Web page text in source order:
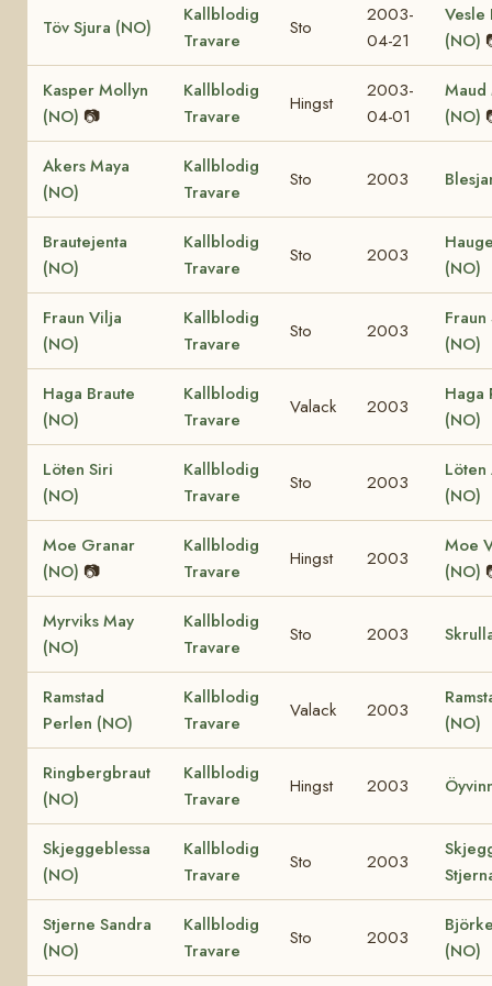
Töv Sjura (NO)
Kallblodig
Travare
Sto
2003-
04-21
Vesle
(NO)
Kasper Mollyn
(NO) 📷
Kallblodig
Travare
Hingst
2003-
04-01
Maud
(NO)
Akers Maya
(NO)
Kallblodig
Travare
Sto 2003
Brautejenta
(NO)
Kallblodig
Travare
Sto 2003
(NO)
Fraun Vilja
(NO)
Kallblodig
Travare
Sto 2003
Fraun
(NO)
Haga Braute
(NO)
Kallblodig
Travare
Valack 2003
Haga
(NO)
Löten Siri
(NO)
Kallblodig
Travare
Sto 2003
Löten
(NO)
Moe Granar
(NO) 📷
Kallblodig
Travare
Hingst 2003
Moe
(NO)
Myrviks May
(NO)
Kallblodig
Travare
Sto 2003
Ramstad
Perlen (NO)
Kallblodig
Travare
Valack 2003
(NO)
Ringbergbraut
(NO)
Kallblodig
Travare
Hingst 2003
Skjeggeblessa
(NO)
Kallblodig
Travare
Sto 2003
Stjerne Sandra
(NO)
Kallblodig
Travare
Sto 2003
(NO)